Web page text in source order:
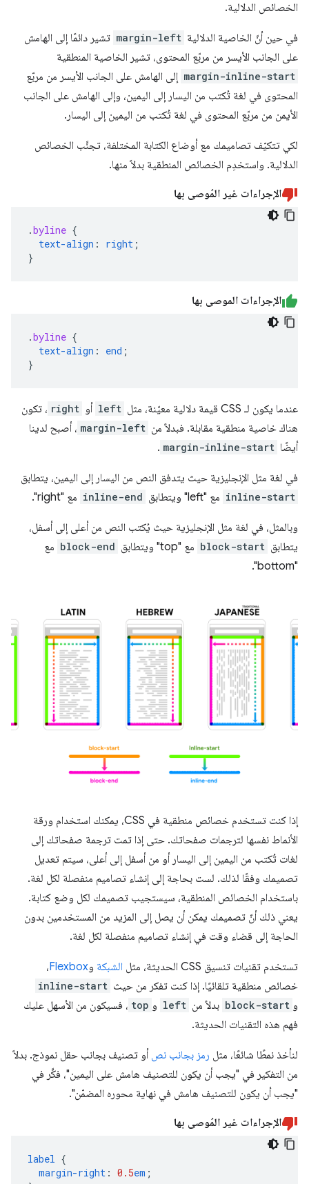
الخصائص الدلالية.
في حين أنّ الخاصية الدلالية margin-left تشير دائمًا إلى الهامش
على الجانب الأيسر من مربّع المحتوى، تشير الخاصية المنطقية
margin-inline-start إلى الهامش على الجانب الأيسر من مربّع
المحتوى في لغة تُكتب من اليسار إلى اليمين، وإلى الهامش على الجانب
الأيمن من مربّع المحتوى في لغة تُكتب من اليمين إلى اليسار.
لكي تتكيّف تصاميمك مع أوضاع الكتابة المختلفة، تجنَّب الخصائص
الدلالية. واستخدِم الخصائص المنطقية بدلاً منها.
الإجراءات غير المُوصى بها
.byline {
text-align : right ;
}
الإجراءات الموصى بها
.byline {
text-align : end ;
}
عندما يكون لـ CSS قيمة دلالية معيّنة، مثل left أو right ، تكون
هناك خاصية منطقية مقابلة. فبدلاً من margin-left ، أصبح لدينا
أيضًا margin-inline-start
.
في لغة مثل الإنجليزية حيث يتدفق النص من اليسار إلى اليمين، يتطابق
inline-start مع "left" ويتطابق inline-end مع "right".
وبالمثل، في لغة مثل الإنجليزية حيث يُكتب النص من أعلى إلى أسفل،
يتطابق block-start مع "top" ويتطابق block-end مع
"bottom".
إذا كنت تستخدم خصائص منطقية في CSS، يمكنك استخدام ورقة
الأنماط نفسها لترجمات صفحاتك. حتى إذا تمت ترجمة صفحاتك إلى
لغات تُكتب من اليمين إلى اليسار أو من أسفل إلى أعلى، سيتم تعديل
تصميمك وفقًا لذلك. لست بحاجة إلى إنشاء تصاميم منفصلة لكل لغة.
باستخدام الخصائص المنطقية، سيستجيب تصميمك لكل وضع كتابة.
يعني ذلك أنّ تصميمك يمكن أن يصل إلى المزيد من المستخدمين بدون
الحاجة إلى قضاء وقت في إنشاء تصاميم منفصلة لكل لغة.
تستخدم تقنيات تنسيق CSS الحديثة، مثل الشبكة وFlexbox،
خصائص منطقية تلقائيًا. إذا كنت تفكر من حيث inline-start
و block-start بدلاً من left و top ، فسيكون من الأسهل عليك
فهم هذه التقنيات الحديثة.
لنأخذ نمطًا شائعًا، مثل رمز بجانب نص أو تصنيف بجانب حقل نموذج. بدلاً
من التفكير في "يجب أن يكون للتصنيف هامش على اليمين"، فكِّر في
"يجب أن يكون للتصنيف هامش في نهاية محوره المضمّن".
الإجراءات غير المُوصى بها
label {
margin-right : 0.5em ;